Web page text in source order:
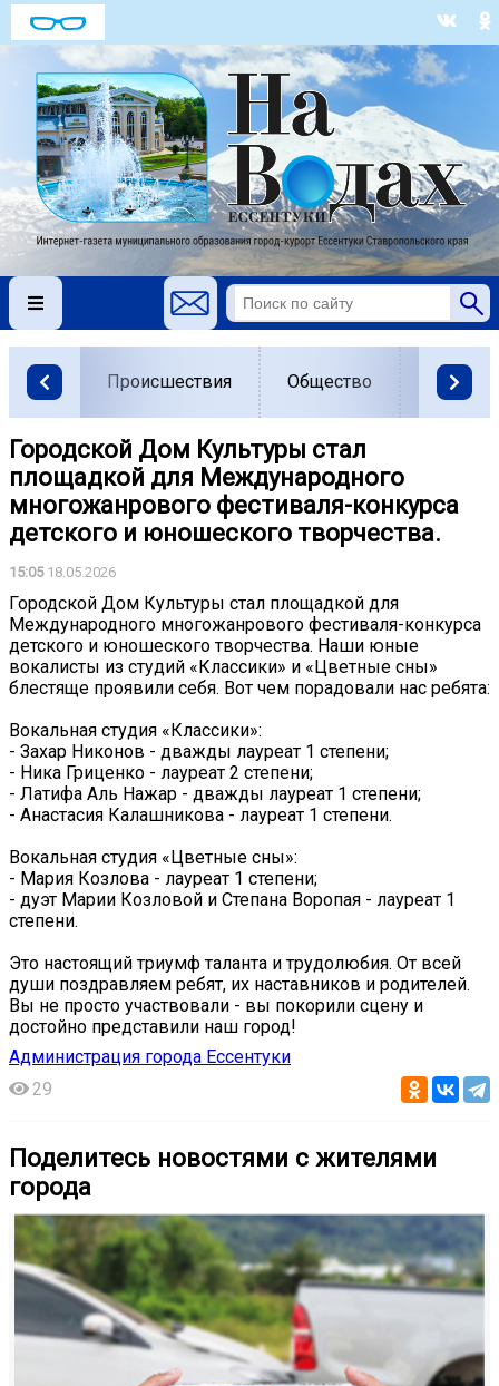
Происшествия Общество Власть
Городской Дом Культуры стал
площадкой для Международного
многожанрового фестиваля-конкурса
детского и юношеского творчества.
15:0518.05.2026
Городской Дом Культуры стал площадкой для
Международного многожанрового фестиваля-конкурса
детского и юношеского творчества. Наши юные
вокалисты из студий «Классики» и «Цветные сны»
блестяще проявили себя. Вот чем порадовали нас ребята:
Вокальная студия «Классики»:
- Захар Никонов - дважды лауреат 1 степени;
- Ника Гриценко - лауреат 2 степени;
- Латифа Аль Нажар - дважды лауреат 1 степени;
- Анастасия Калашникова - лауреат 1 степени.
Вокальная студия «Цветные сны»:
- Мария Козлова - лауреат 1 степени;
- дуэт Марии Козловой и Степана Воропая - лауреат 1
степени.
Это настоящий триумф таланта и трудолюбия. От всей
души поздравляем ребят, их наставников и родителей.
Вы не просто участвовали - вы покорили сцену и
достойно представили наш город!
Администрация города Ессентуки
29
Поделитесь новостями с жителями
города